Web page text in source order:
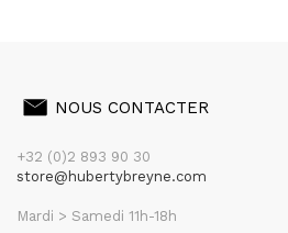
NOUS CONTACTER
+32 (0)2 893 90 30
store@hubertybreyne.com
Mardi > Samedi 11h-18h